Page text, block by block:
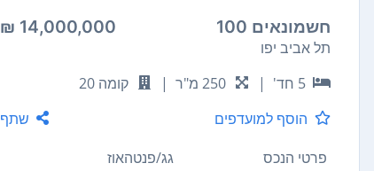
חשמונאים 100 14,000,000 ₪
תל אביב יפו
5 חד'
| 250 מ"ר |
קומה 20
הוסף למועדפים
שתף
פרטי הנכס
גג/פנטהאוז